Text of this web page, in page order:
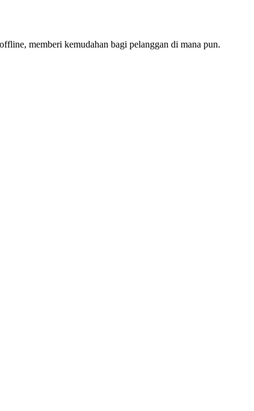
memberi kemudahan bagi pelanggan di mana pun.